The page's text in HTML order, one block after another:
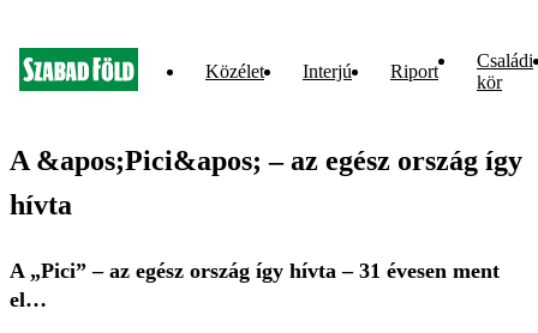
Közélet Interjú Riport
Családi
kör
A &apos;Pici&apos; – az egész ország így
hívta
A „Pici” – az egész ország így hívta – 31 évesen ment
el…